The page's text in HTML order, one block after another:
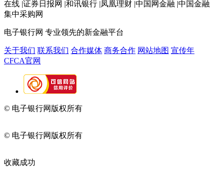
在线 |证券日报网 |和讯银行 |凤凰理财 |中国网金融 |中国金融
集中采购网
电子银行网 专业领先的新金融平台
关于我们 联系我们 合作媒体 商务合作 网站地图 宣传年
CFCA官网
© 电子银行网版权所有
© 电子银行网版权所有
收藏成功